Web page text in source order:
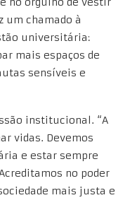
um chamado à
universitária:
mais espaços de
sensíveis e
institucional. “A
vidas. Devemos
e estar sempre
no poder
mais justa e